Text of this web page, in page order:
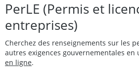
PerLE (Permis et
entreprises)
Cherchez des renseignements sur les
autres exigences gouvernementales
en ligne.